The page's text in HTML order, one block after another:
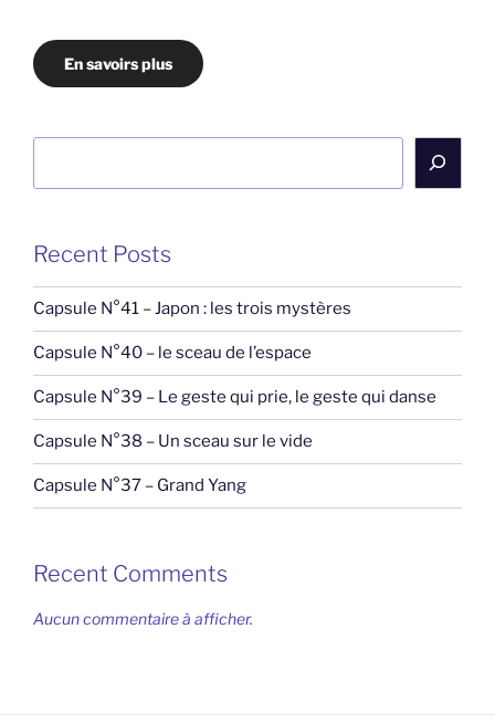
En savoirs plus
Recent Posts
Capsule N°41 – Japon : les trois mystères
Capsule N°40 – le sceau de l’espace
Capsule N°39 – Le geste qui prie, le geste qui danse
Capsule N°38 – Un sceau sur le vide
Capsule N°37 – Grand Yang
Recent Comments
Aucun commentaire à afficher.